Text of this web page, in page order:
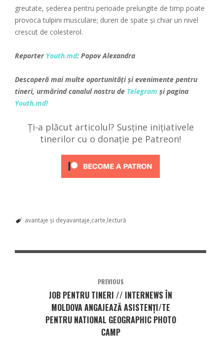
greutate, șederea pentru perioade prelungite de timp poate
provoca tulpini musculare; dureri de spate și chiar un nivel
crescut de colesterol.
Reporter Youth.md: Popov Alexandra
Descoperă mai multe oportunități și evenimente pentru
tineri, urmărind canalul nostru de Telegram și pagina
Youth.md!
Ți-a plăcut articolul? Susține inițiativele
tinerilor cu o donație pe Patreon!
avantaje şi deyavantaje carte lectură
PREVIOUS
JOB PENTRU TINERI // INTERNEWS ÎN
MOLDOVA ANGAJEAZĂ ASISTENȚI/TE
PENTRU NATIONAL GEOGRAPHIC PHOTO
CAMP